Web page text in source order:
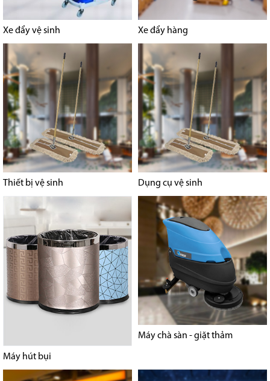
Xe đẩy vệ sinh Xe đẩy hàng
Thiết bị vệ sinh Dụng cụ vệ sinh
Máy hút bụi
Máy chà sàn - giặt thảm